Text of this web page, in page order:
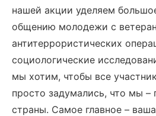
нашей акции уделяем
общению молодежи с
антитеррористических
социологические
мы хотим, чтобы все
просто задумались, что мы –
страны. Самое главное –